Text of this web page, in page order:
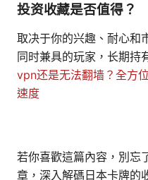
投资收藏是否值得？
取决于你的兴趣、耐心和
同时兼具的玩家，长期持
vpn还是无法翻墙？全方
速度
若你喜歡這篇內容，別忘
章，深入解碼日本卡牌的